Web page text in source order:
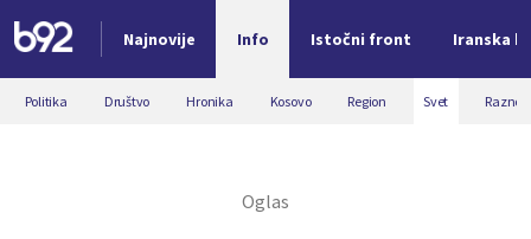
Najnovije Info Istočni front Iranska
Nova vest
Politika Društvo Hronika Kosovo Region Svet Razno